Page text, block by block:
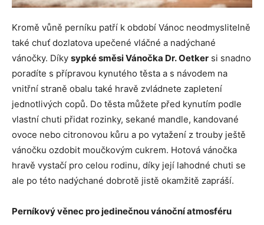
Kromě vůně perníku patří k období Vánoc neodmyslitelně
také chuť dozlatova upečené vláčné a nadýchané
vánočky. Díky sypké směsi Vánočka Dr. Oetker si snadno
poradíte s přípravou kynutého těsta a s návodem na
vnitřní straně obalu také hravě zvládnete zapletení
jednotlivých copů. Do těsta můžete před kynutím podle
vlastní chuti přidat rozinky, sekané mandle, kandované
ovoce nebo citronovou kůru a po vytažení z trouby ještě
vánočku ozdobit moučkovým cukrem. Hotová vánočka
hravě vystačí pro celou rodinu, díky její lahodné chuti se
ale po této nadýchané dobrotě jistě okamžitě zapráší.
Perníkový věnec pro jedinečnou vánoční atmosféru